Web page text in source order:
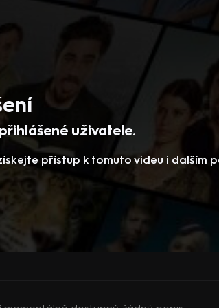
uživatele.
přístup k tomuto videu i dalším